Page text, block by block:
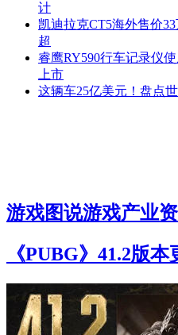
计
凯迪拉克CT5海外售价33
超
睿鹰RY590行车记录仪
上市
这辆车25亿美元！盘点
游戏图说游戏产业
《PUBG》41.2版